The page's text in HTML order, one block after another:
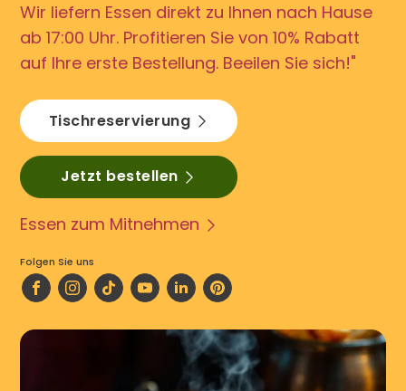
Wir liefern Essen direkt zu Ihnen nach Hause
ab 17:00 Uhr. Profitieren Sie von 10% Rabatt
auf Ihre erste Bestellung. Beeilen Sie sich!"
Tischreservierung
Jetzt bestellen
Essen zum Mitnehmen
Folgen Sie uns